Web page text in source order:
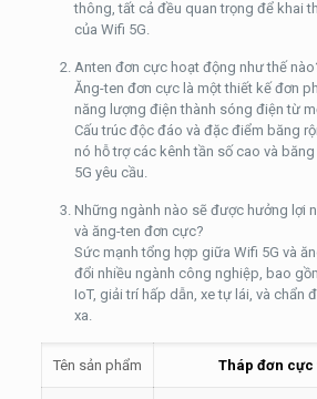
thông, tất cả đều quan trọng để khai
của Wifi 5G.
Anten đơn cực hoạt động như thế
Ăng-ten đơn cực là một thiết kế đơn
năng lượng điện thành sóng điện từ
Cấu trúc độc đáo và đặc điểm băng
nó hỗ trợ các kênh tần số cao và
5G yêu cầu.
Những ngành nào sẽ được hưởng lợi
và ăng-ten đơn cực?
Sức mạnh tổng hợp giữa Wifi 5G và
đổi nhiều ngành công nghiệp, bao
IoT, giải trí hấp dẫn, xe tự lái, và chẩn
xa.
Tên sản phẩm Tháp đơn cực